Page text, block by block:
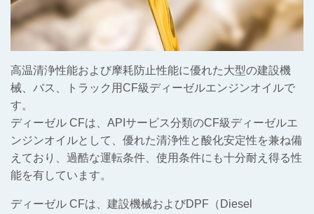
高温清浄性能および摩耗防止性能に優れた大型の建設機
械、バス、トラック用CF級ディーゼルエンジンオイルで
す。
ディーゼル CFは、APIサービス分類のCF級ディーゼルエ
ンジンオイルとして、優れた清浄性と酸化安定性を兼ね備
えており、過酷な運転条件、使用条件にも十分耐え得る性
能を有しています。
ディーゼル CFは、建設機械およびDPF（Diesel